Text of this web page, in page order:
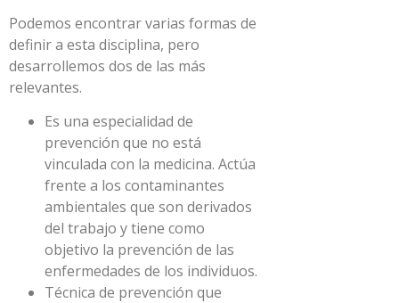
Podemos encontrar varias formas de
definir a esta disciplina, pero
desarrollemos dos de las más
relevantes.
Es una especialidad de
prevención que no está
vinculada con la medicina. Actúa
frente a los contaminantes
ambientales que son derivados
del trabajo y tiene como
objetivo la prevención de las
enfermedades de los individuos.
Técnica de prevención que